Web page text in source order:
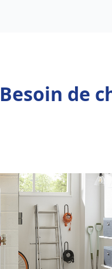
Besoin de